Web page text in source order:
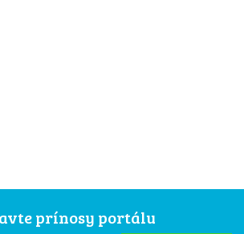
prínosy portálu